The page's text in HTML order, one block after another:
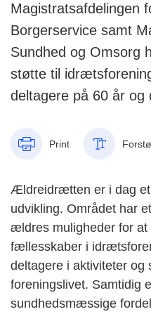
Magistratsafdelingen
Borgerservice samt
Sundhed og Omsorg
støtte til
deltagere på 60 år og
Print
Ældreidrætten er i dag et
udvikling. Området har
ældres muligheder for
fællesskaber i
deltagere i aktiviteter og
foreningslivet. Samtidig
sundhedsmæssige